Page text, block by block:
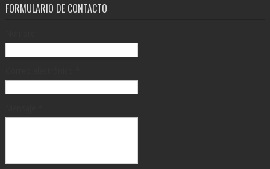
FORMULARIO DE CONTACTO